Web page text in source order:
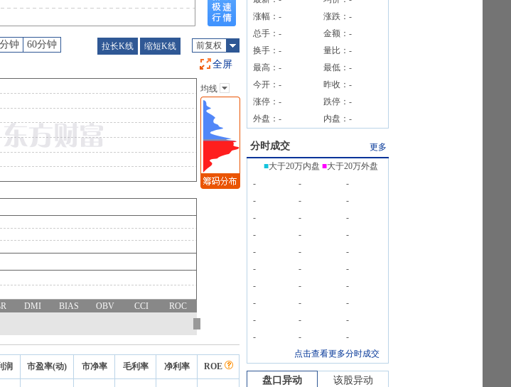
钟 60分钟 拉长K线 缩短K线 前复权
全屏
主图指标
均线
EXPMA
SAR
BBI
DMI BIAS OBV CCI ROC
均线
润 市盈率(动) 市净率 毛利率 净利率 ROE
涨幅： - 涨跌： -
总手： - 金额： -
换手： - 量比： -
最高： - 最低： -
今开： - 昨收： -
涨停： - 跌停： -
外盘： - 内盘： -
分时成交
更多
■大于20万内盘 ■大于20万外盘
-
-
-
-
-
-
-
-
-
-
-
-
-
-
-
-
-
-
-
-
-
-
-
-
-
-
-
-
-
-
点击查看更多分时成交
盘口异动 该股异动